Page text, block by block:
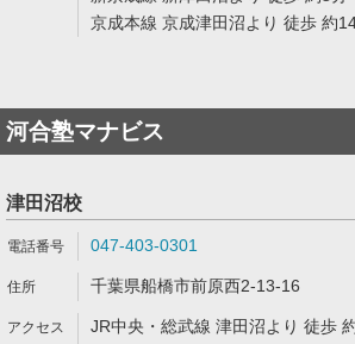
京成本線 京成津田沼より 徒歩 約
河合塾マナビス
津田沼校
047-403-0301
千葉県船橋市前原西2-13-16
JR中央・総武線 津田沼より 徒歩